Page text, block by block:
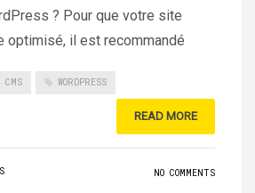
? Pour que votre site
optimisé, il est recommandé
CMS WORDPRESS
READ MORE
NO COMMENTS